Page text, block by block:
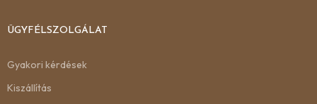
ÜGYFÉLSZOLGÁLAT
Gyakori kérdések
Kiszállítás